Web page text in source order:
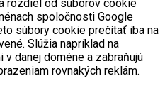
rozdiel od súborov cookie
spoločnosti Google
súbory cookie prečítať iba na
Slúžia napríklad na
danej doméne a zabraňujú
rovnakých reklám.